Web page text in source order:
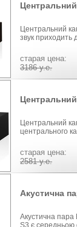
Центральний
звук приходить
cтарая цена:
3186 у.е.
Центральний
центрального
cтарая цена:
2581 у.е.
Акустична
Акустична пара
S3 є середньою